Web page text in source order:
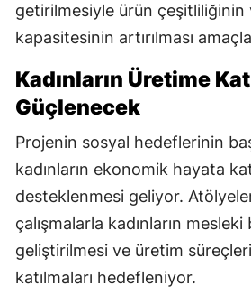
getirilmesiyle ürün çeşitliliğinin
kapasitesinin artırılması
Kadınların Üretime
Güçlenecek
Projenin sosyal hedeflerinin
kadınların ekonomik hayata
desteklenmesi geliyor.
çalışmalarla kadınların
geliştirilmesi ve üretim
katılmaları hedefleniyor.